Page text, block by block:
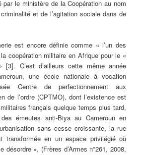
le ministère de la Coopération au nom
et de l’agitation sociale dans de
est encore définie comme « l’un des
coopération militaire en Afrique pour le «
[3]. C’est d’ailleurs cette même année
une école nationale à vocation
Centre de perfectionnement aux
de l’ordre (CPTMO), dont l’existence est
français quelque temps plus tard,
des émeutes anti-Biya au Cameroun en
sans cesse croissante, la rue
transformée en un espace privilégié où
désordre », (Frères d’Armes n°261, 2008,